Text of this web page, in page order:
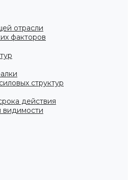
отрасли
факторов
структур
действия
видимости